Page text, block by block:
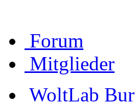
Forum
Mitglieder
WoltLab